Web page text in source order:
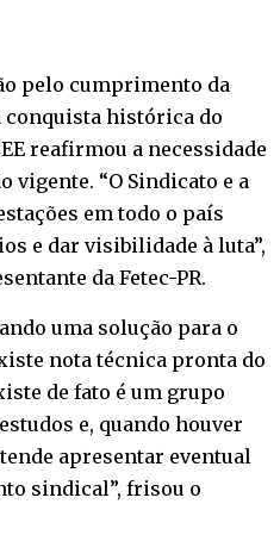
pelo cumprimento da
conquista histórica do
reafirmou a necessidade
vigente. “O Sindicato e a
em todo o país
e dar visibilidade à luta”,
da Fetec-PR.
uma solução para o
nota técnica pronta do
de fato é um grupo
e, quando houver
apresentar eventual
sindical”, frisou o